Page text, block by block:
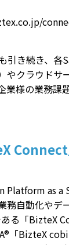
き続き、各
やクラウドサ
業様の業務課
Connect
Platform as a
務自動化やデ
ある「BizteX
「BizteX